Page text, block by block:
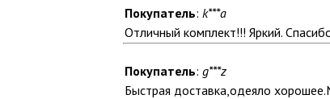
Покупатель: k***a
Отличный комплект!!! Яркий.
Покупатель: g***z
Быстрая доставка,одеяло